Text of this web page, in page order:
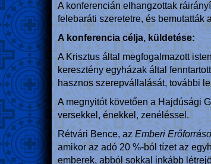
A konferencián elhangzottak
felebaráti szeretetre, és bemutatták
A konferencia célja, küldetése:
A Krisztus által megfogalmazott
keresztény egyházak által
hasznos szerepvállalását, további
A megnyitót követően a Hajdúsági
versekkel, énekkel, zenéléssel.
Rétvári Bence, azEmberi
amikor az adó 20 %-ból tízet az
emberek, abból sokkal inkább